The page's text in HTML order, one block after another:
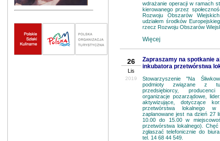
wdrażanie operacji w ramach
kierowanego przez
Rozwoju Obszarów
udziałem środków
rzecz Rozwoju Obszarów
Więcej
26
Lis
2019
Zapraszamy na spotkanie
inkubatora przetwórstwa
Stowarzyszenie ''Na
podmioty związane z
przedsiębiorcy,
organizacje pozarządowe,
aktywizujące, dotyczące
przetwórstwa lokalnego w
zaplanowane jest na dzień 27
10.00 do 15.00 w
przetwórstwa lokalnego).
zgłaszać telefonicznie do
tel. 14 68 44 549.